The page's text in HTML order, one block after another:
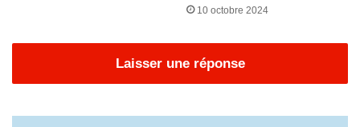
10 octobre 2024
Laisser une réponse